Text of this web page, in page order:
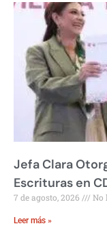
Jefa Clara
Escrituras en
7 de agosto, 2026 No
Leer más »